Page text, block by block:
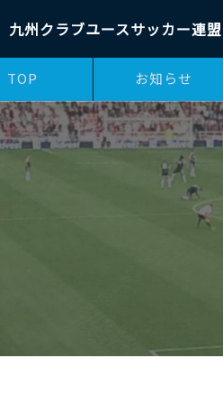
九州クラブユースサッカー連盟
TOP お知らせ